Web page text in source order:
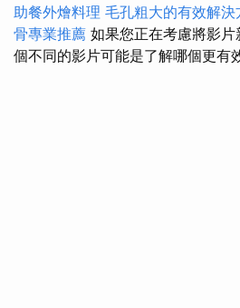
助餐外燴料理 毛孔粗大的有效解
骨專業推薦 如果您正在考慮將影
個不同的影片可能是了解哪個更有